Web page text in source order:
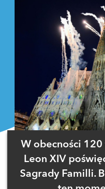
W obecności 120
Leon XIV
Sagrady Familli.